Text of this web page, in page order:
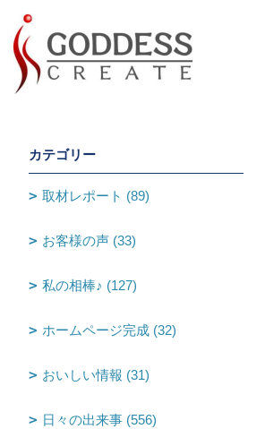
カテゴリー
取材レポート (89)
お客様の声 (33)
私の相棒♪ (127)
ホームページ完成 (32)
おいしい情報 (31)
日々の出来事 (556)